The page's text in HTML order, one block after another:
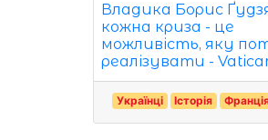
Владика Борис
кожна криза - це
можливість, яку
реалізувати -
Українці Історія